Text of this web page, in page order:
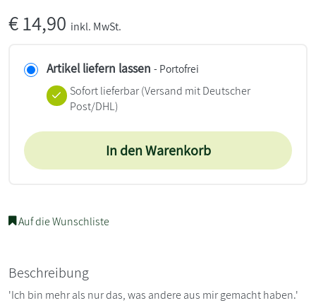
€14,90 inkl. MwSt.
Artikel liefern lassen - Portofrei
Sofort lieferbar(Versand mit Deutscher
Post/DHL)
In den Warenkorb
Auf die Wunschliste
Beschreibung
'Ich bin mehr als nur das, was andere aus mir gemacht haben.'